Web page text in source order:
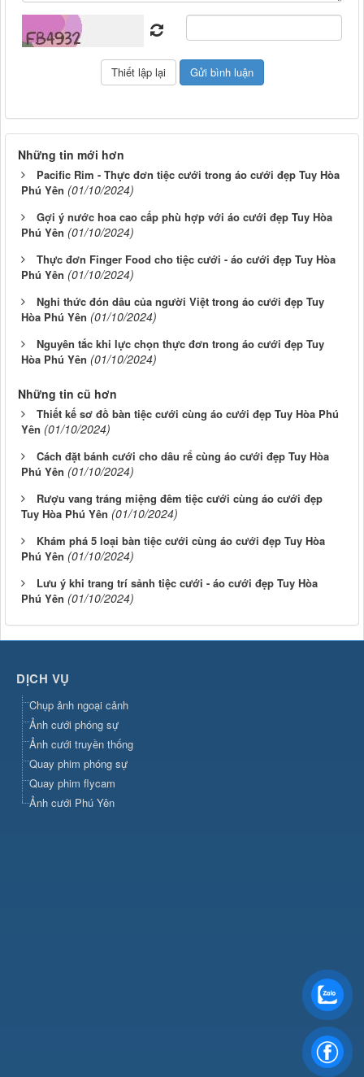
Những tin mới hơn
Pacific Rim - Thực đơn tiệc cưới trong áo cưới đẹp Tuy Hòa
Phú Yên (01/10/2024)
Gợi ý nước hoa cao cấp phù hợp với áo cưới đẹp Tuy Hòa
Phú Yên (01/10/2024)
Thực đơn Finger Food cho tiệc cưới - áo cưới đẹp Tuy Hòa
Phú Yên (01/10/2024)
Nghi thức đón dâu của người Việt trong áo cưới đẹp Tuy
Hòa Phú Yên (01/10/2024)
Nguyên tắc khi lực chọn thực đơn trong áo cưới đẹp Tuy
Hòa Phú Yên (01/10/2024)
Những tin cũ hơn
Thiết kế sơ đồ bàn tiệc cưới cùng áo cưới đẹp Tuy Hòa Phú
Yên (01/10/2024)
Cách đặt bánh cưới cho dâu rể cùng áo cưới đẹp Tuy Hòa
Phú Yên (01/10/2024)
Rượu vang tráng miệng đêm tiệc cưới cùng áo cưới đẹp
Tuy Hòa Phú Yên (01/10/2024)
Khám phá 5 loại bàn tiệc cưới cùng áo cưới đẹp Tuy Hòa
Phú Yên (01/10/2024)
Lưu ý khi trang trí sảnh tiệc cưới - áo cưới đẹp Tuy Hòa
Phú Yên (01/10/2024)
DỊCH VỤ
Chụp ảnh ngoại cảnh
Ảnh cưới phóng sự
Ảnh cưới truyền thống
Quay phim phóng sự
Quay phim flycam
Ảnh cưới Phú Yên